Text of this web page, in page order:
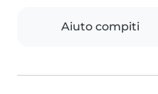
Aiuto compiti